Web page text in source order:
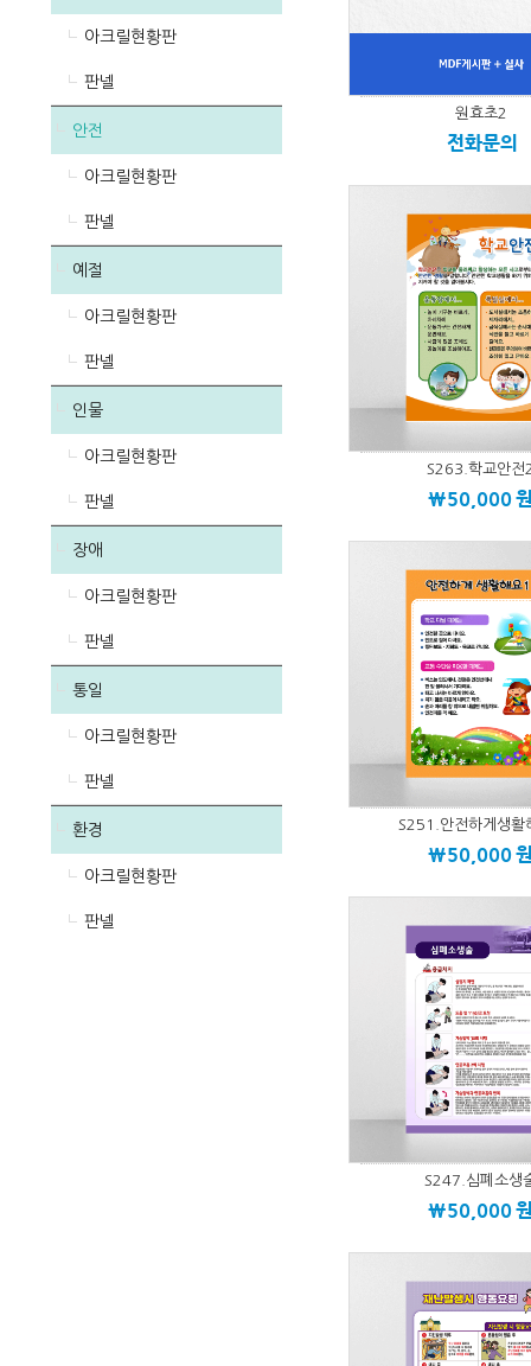
아크릴현황판
판넬
안전
아크릴현황판
판넬
예절
아크릴현황판
판넬
인물
아크릴현황판
판넬
장애
아크릴현황판
판넬
통일
아크릴현황판
판넬
환경
아크릴현황판
판넬
원효초2
전화문의
S263.학교안전
\50,000
S251.안전하게생활
\50,000
S247.심폐소생
\50,000